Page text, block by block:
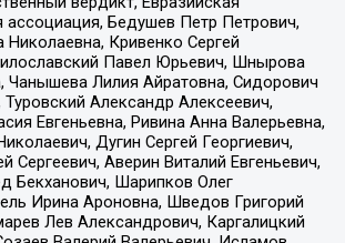
ассоциация, Бедушев Петр Петрович,
Николаевна, Кривенко Сергей
Павел Юрьевич, Шнырова
Чанышева Лилия Айратовна, Сидорович
Александр Алексеевич,
Евгеньевна, Ривина Анна Валерьевна,
Дугин Сергей Георгиевич,
Сергеевич, Аверин Виталий Евгеньевич,
Бекханович, Шарипков Олег
Ирина Ароновна, Шведов Григорий
Лев Александрович, Каргалицкий